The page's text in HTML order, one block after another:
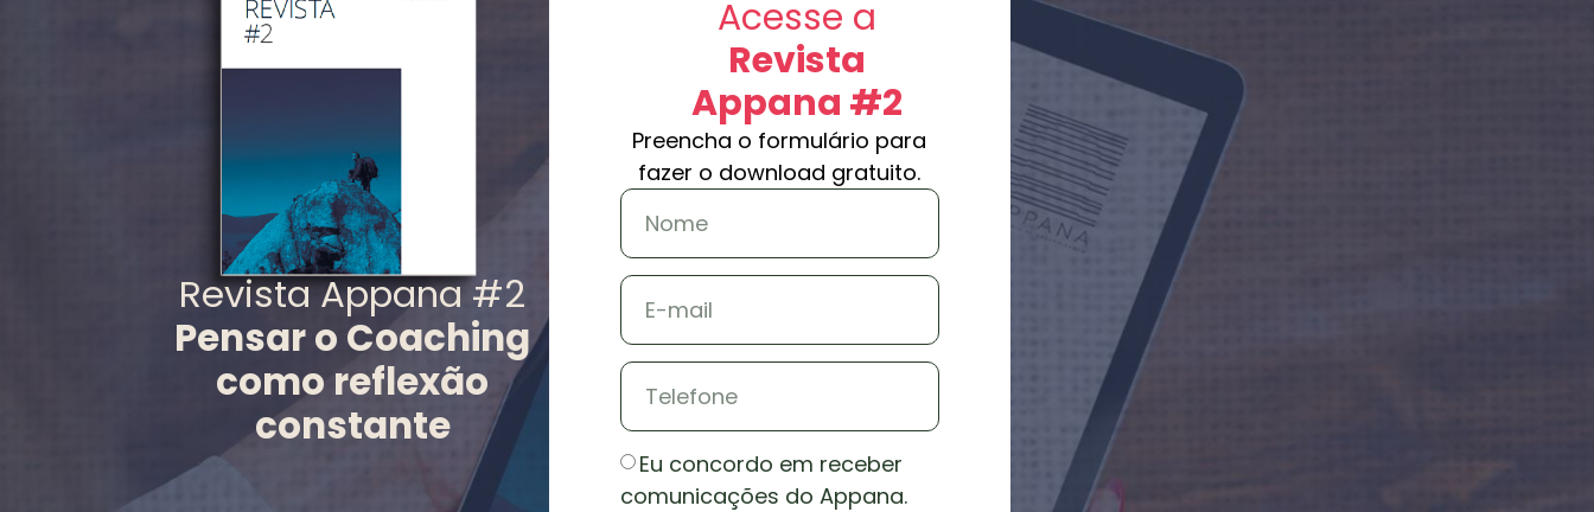
Revista Appana #2
Pensar o Coaching
como reflexão
constante
Acesse a
Revista
Appana #2
Preencha o formulário para
fazer o download gratuito.
Eu concordo em receber
comunicações do Appana.